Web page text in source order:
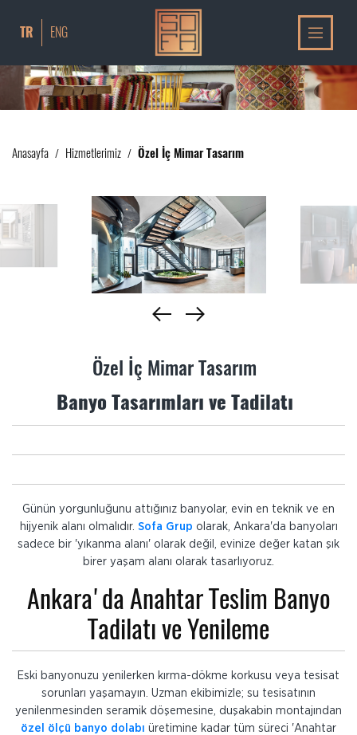
TR ENG
Anasayfa / Hizmetlerimiz / Özel İç Mimar Tasarım
Özel İç Mimar Tasarım
Banyo Tasarımları ve Tadilatı
Günün yorgunluğunu attığınız banyolar, evin en teknik ve en
hijyenik alanı olmalıdır. Sofa Grup olarak, Ankara'da banyoları
sadece bir 'yıkanma alanı' olarak değil, evinize değer katan şık
birer yaşam alanı olarak tasarlıyoruz.
Ankara'da Anahtar Teslim Banyo
Tadilatı ve Yenileme
Eski banyonuzu yenilerken kırma-dökme korkusu veya tesisat
sorunları yaşamayın. Uzman ekibimizle; su tesisatının
yenilenmesinden seramik döşemesine, duşakabin montajından
özel ölçü banyo dolabı üretimine kadar tüm süreci 'Anahtar